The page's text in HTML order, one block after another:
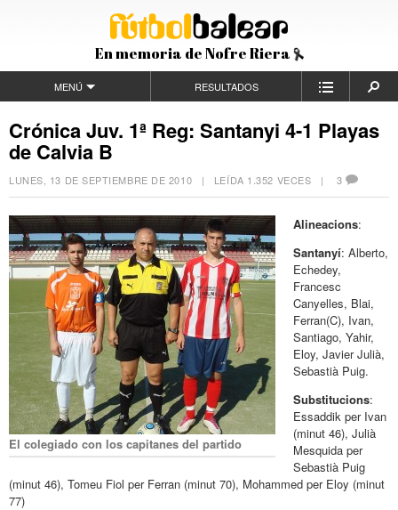
En memoria de Nofre Riera
MENÚ RESULTADOS
Crónica Juv. 1ª Reg: Santanyi 4-1 Playas
de Calvia B
LUNES, 13 DE SEPTIEMBRE DE 2010 | LEÍDA 1.352 VECES | 3
El colegiado con los capitanes del partido
Alineacions:
Santanyí: Alberto,
Echedey,
Francesc
Canyelles, Blai,
Ferran(C), Ivan,
Santiago, Yahir,
Eloy, Javier Julià,
Sebastià Puig.
Substitucions:
Essaddik per Ivan
(minut 46), Julià
Mesquida per
Sebastià Puig
(minut 46), Tomeu Fiol per Ferran (minut 70), Mohammed per Eloy (minut
77)